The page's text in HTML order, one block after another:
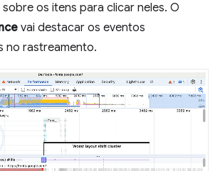
os itens para clicar neles. O
vai destacar os eventos
no rastreamento.